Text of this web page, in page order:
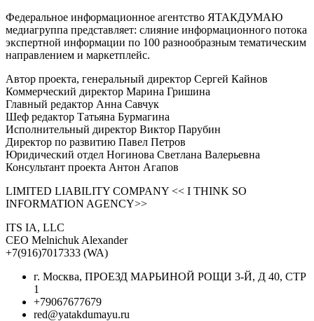
Федеральное информационное агентство ЯТАКДУМАЮ
медиагруппа представляет: слияние информационного потока
экспертной информации по 100 разнообразным тематическим
направлением и маркетплейс.
Автор проекта, генеральный директор Сергей Кайнов
Коммерческий директор Марина Гришина
Главный редактор Анна Савчук
Шеф редактор Татьяна Бурмагина
Исполнительный директор Виктор Парубин
Директор по развитию Павел Петров
Юридический отдел Ногинова Светлана Валерьевна
Консультант проекта Антон Агапов
LIMITED LIABILITY COMPANY << I THINK SO
INFORMATION AGENCY>>
ITS IA, LLC
CEO Melnichuk Alexander
+7(916)7017333 (WA)
г. Москва, ПРОЕЗД МАРЬИНОЙ РОЩИ 3-Й, Д 40, СТР
1
+79067677679
red@yatakdumayu.ru